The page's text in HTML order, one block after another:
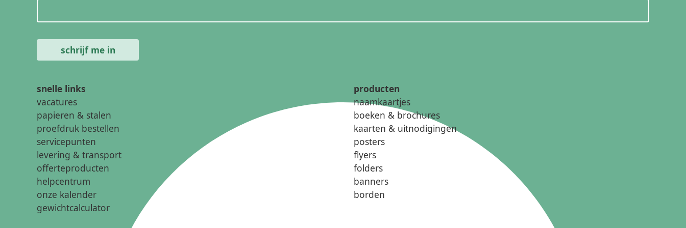
snelle links
vacatures
papieren & stalen
proefdruk bestellen
servicepunten
levering & transport
offerteproducten
helpcentrum
onze kalender
gewichtcalculator
producten
naamkaartjes
boeken & brochures
kaarten & uitnodigingen
posters
flyers
folders
banners
borden